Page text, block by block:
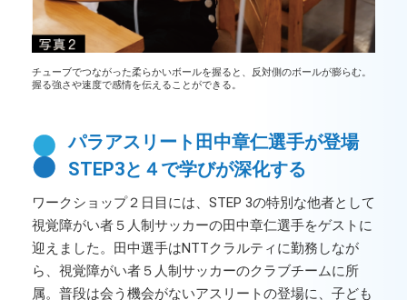
チューブでつながった柔らかいボールを握ると、反対側のボールが膨らむ。
握る強さや速度で感情を伝えることができる。
パラアスリート田中章仁選手が登場
STEP3と４で学びが深化する
ワークショップ２日目には、STEP 3の特別な他者として
視覚障がい者５人制サッカーの田中章仁選手をゲストに
迎えました。田中選手はNTTクラルティに勤務しなが
ら、視覚障がい者５人制サッカーのクラブチームに所
属。普段は会う機会がないアスリートの登場に、子ども